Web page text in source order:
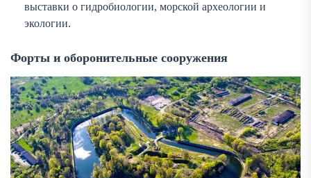
выставки о гидробиологии, морской археологии и
экологии.
Форты и оборонительные сооружения